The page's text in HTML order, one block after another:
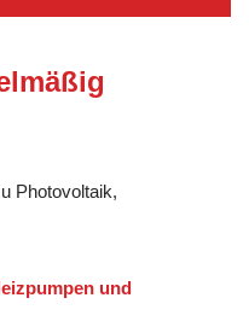
Photovoltaik,
und